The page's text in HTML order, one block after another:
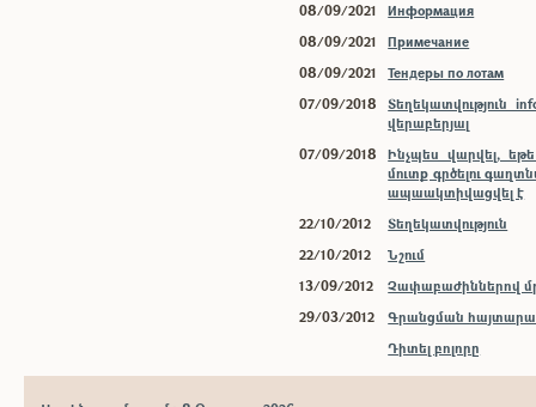
08/09/2021
Информация
08/09/2021
Примечание
08/09/2021
Тендеры по лотам
07/09/2018
Տեղեկատվություն
վերաբերյալ
07/09/2018
Ինչպես վարվել,
մուտք գրծելու
ապաակտիվացվել է
22/10/2012
Տեղեկատվություն
22/10/2012
Նշում
13/09/2012
Չափաբաժիններով
29/03/2012
Գրանցման
Դիտել բոլորը